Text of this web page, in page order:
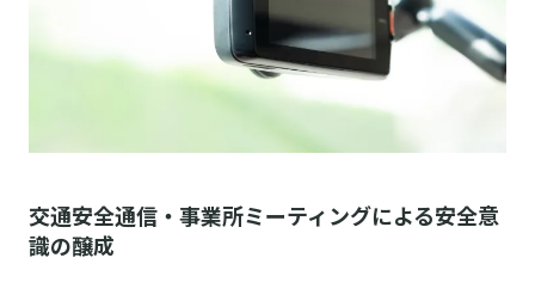
交通安全通信・事業所ミーティングによる安全意
識の醸成